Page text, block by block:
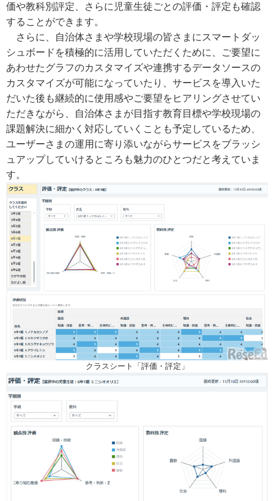
価や教科別評定、さらに児童生徒ごとの評価・評定も確認
することができます。
さらに、自治体さまや学校現場の皆さまにスマートダッ
シュボードを積極的に活用していただくために、ご要望に
あわせたグラフのカスタマイズや連携するデータソースの
カスタマイズが可能になっていたり、サービスを導入いた
だいた後も継続的に使用感やご要望をヒアリングさせてい
ただきながら、自治体さまが目指す教育目標や学校現場の
課題解決に細かく対応していくことも予定しているため、
ユーザーさまの運用に寄り添いながらサービスをブラッシ
ュアップしていけるところも魅力のひとつだと考えていま
す。
クラスシート「評価・評定」